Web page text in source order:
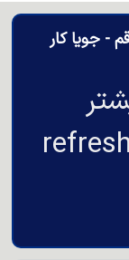
- جویا کار
نیست لطفا صفحه رو refresh